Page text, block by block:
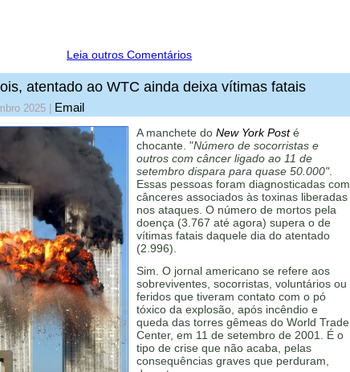
Leia outros Comentários
atentado ao WTC ainda deixa vítimas fatais
2025 Email
A manchete do New York Posté
chocante. "Número de socorristas e
outros com câncer ligado ao 11 de
setembro dispara para quase 50.000".
Essas pessoas foram diagnosticadas com
cânceres associados às toxinas liberadas
nos ataques. O número de mortos pela
doença (3.767 até agora) supera o de
vítimas fatais daquele dia do atentado
(2.996).
Sim. O jornal americano se refere aos
sobreviventes, socorristas, voluntários ou
feridos que tiveram contato com o pó
tóxico da explosão, após incêndio e
queda das torres gêmeas do World Trade
Center, em 11 de setembro de 2001. É o
tipo de crise que não acaba, pelas
consequências graves que perduram,